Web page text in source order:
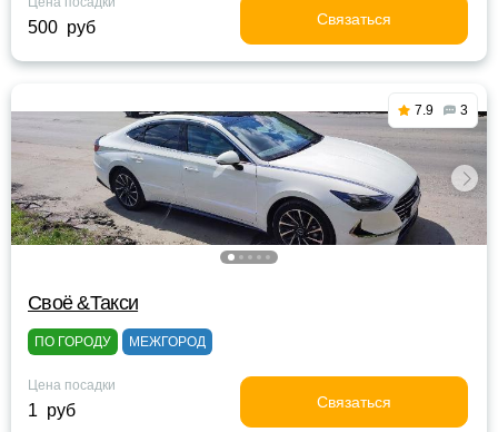
500 руб Связаться
7.9 3
Своё &Такси
ПО ГОРОДУ МЕЖГОРОД
Цена посадки
1 руб Связаться